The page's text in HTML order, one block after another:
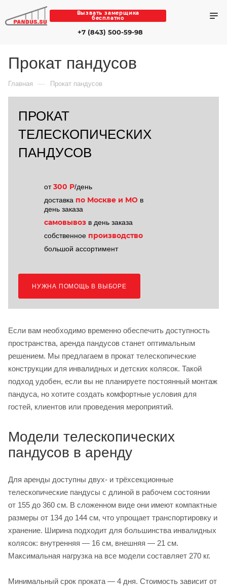
Вызвать замерщика
бесплатно
+7 (843) 500-59-98
Прокат пандусов
Главная — Прокат пандусов
ПРОКАТ
ТЕЛЕСКОПИЧЕСКИХ
ПАНДУСОВ
от300 Р/день
доставка по Москве и МО в
день заказа
самовывоз в день заказа
собственное производство
большой ассортимент
НУЖНА ПОМОЩЬ В ВЫБОРЕ
Если вам необходимо временно обеспечить доступность
пространства, аренда пандусов станет оптимальным
решением. Мы предлагаем в прокат телескопические
конструкции для инвалидных и детских колясок. Такой
подход удобен, если вы не планируете постоянный монтаж
пандуса, но хотите создать комфортные условия для
гостей, клиентов или проведения мероприятий.
Модели телескопических
пандусов в аренду
Для аренды доступны двух- и трёхсекционные
телескопические пандусы с длиной в рабочем состоянии
от 155 до 360 см. В сложенном виде они имеют компактные
размеры от 134 до 144 см, что упрощает транспортировку и
хранение. Ширина подходит для большинства инвалидных
колясок: внутренняя — 16 см, внешняя — 21 см.
Максимальная нагрузка на все модели составляет 270 кг.
Минимальный срок проката — 4 дня. Стоимость зависит от